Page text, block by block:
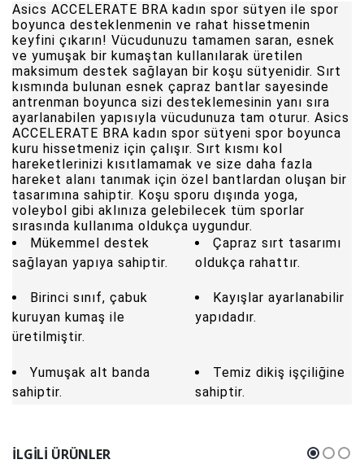
Asics ACCELERATE BRA kadın spor sütyen ile spor
boyunca desteklenmenin ve rahat hissetmenin
keyfini çıkarın! Vücudunuzu tamamen saran, esnek
ve yumuşak bir kumaştan kullanılarak üretilen
maksimum destek sağlayan bir koşu sütyenidir. Sırt
kısmında bulunan esnek çapraz bantlar sayesinde
antrenman boyunca sizi desteklemesinin yanı sıra
ayarlanabilen yapısıyla vücudunuza tam oturur. Asics
ACCELERATE BRA kadın spor sütyeni spor boyunca
kuru hissetmeniz için çalışır. Sırt kısmı kol
hareketlerinizi kısıtlamamak ve size daha fazla
hareket alanı tanımak için özel bantlardan oluşan bir
tasarımına sahiptir. Koşu sporu dışında yoga,
voleybol gibi aklınıza gelebilecek tüm sporlar
sırasında kullanıma oldukça uygundur.
Mükemmel destek
sağlayan yapıya sahiptir.
Çapraz sırt tasarımı
oldukça rahattır.
Birinci sınıf, çabuk
kuruyan kumaş ile
üretilmiştir.
Kayışlar ayarlanabilir
yapıdadır.
Yumuşak alt banda
sahiptir.
Temiz dikiş işçiliğine
sahiptir.
İLGILI ÜRÜNLER